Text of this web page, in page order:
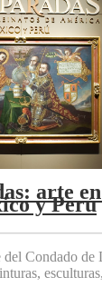
arte
y Perú
Condado de